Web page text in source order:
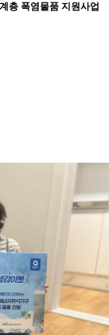
층 폭염물품 지원사업